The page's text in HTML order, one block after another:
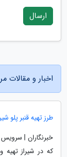
ارسال
اخبار و مقالات
طرز تهیه قنبر پلو
خبرنگاران |
که در شیراز تهیه